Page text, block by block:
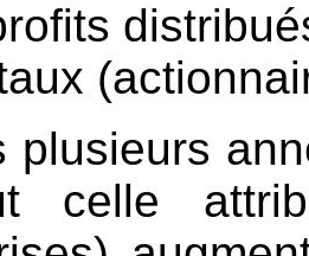
plusieurs
celle